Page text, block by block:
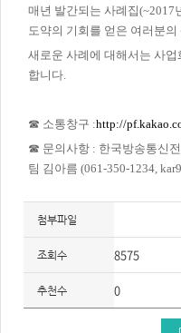
매년 발간되는 사례집(~2017
도약의 기회를 얻은 여러분
새로운 사례에 대해서는 사
합니다.
☎ 소통창구 :http://
☎ 문의사항 : 한국방송통신
팀 김아름 (061-350-1234,
첨부파일
조회수 8575
추천수 0